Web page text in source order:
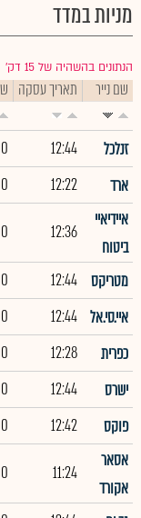
מניות במדד
הנתונים בהשהיה של 15 דק׳
שם נייר תאריך עסקה
זנלכל 12:44
ארד
12:22
איידיאיי
ביטוח
12:36
מטריקס 12:44
איי.סי.אל 12:44
כפרית
12:28
ישרס
12:44
פוקס
12:42
אסאר
אקורד
11:24